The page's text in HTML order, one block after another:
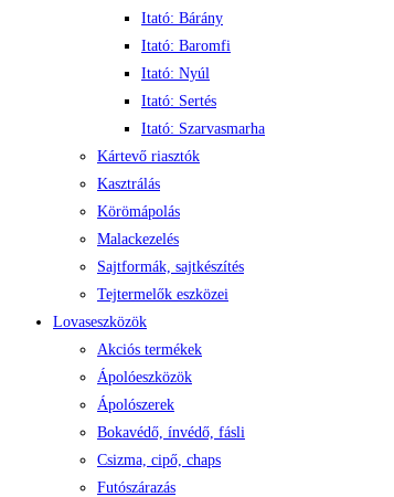
Itató: Bárány
Itató: Baromfi
Itató: Nyúl
Itató: Sertés
Itató: Szarvasmarha
Kártevő riasztók
Kasztrálás
Körömápolás
Malackezelés
Sajtformák, sajtkészítés
Tejtermelők eszközei
Lovaseszközök
Akciós termékek
Ápolóeszközök
Ápolószerek
Bokavédő, ínvédő, fásli
Csizma, cipő, chaps
Futószárazás